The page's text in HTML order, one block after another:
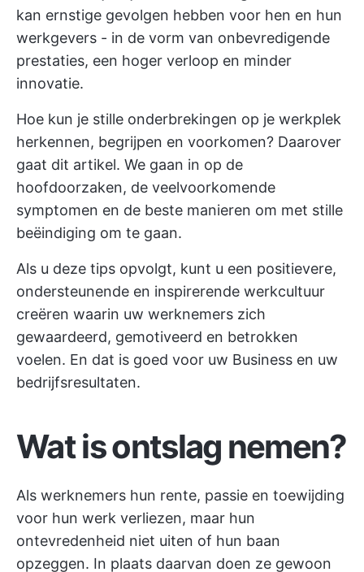
kan ernstige gevolgen hebben voor hen en hun
werkgevers - in de vorm van onbevredigende
prestaties, een hoger verloop en minder
innovatie.
Hoe kun je stille onderbrekingen op je werkplek
herkennen, begrijpen en voorkomen? Daarover
gaat dit artikel. We gaan in op de
hoofdoorzaken, de veelvoorkomende
symptomen en de beste manieren om met stille
beëindiging om te gaan.
Als u deze tips opvolgt, kunt u een positievere,
ondersteunende en inspirerende werkcultuur
creëren waarin uw werknemers zich
gewaardeerd, gemotiveerd en betrokken
voelen. En dat is goed voor uw Business en uw
bedrijfsresultaten.
Wat is ontslag nemen?
Als werknemers hun rente, passie en toewijding
voor hun werk verliezen, maar hun
ontevredenheid niet uiten of hun baan
opzeggen. In plaats daarvan doen ze gewoon